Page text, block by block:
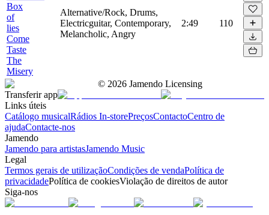
Box
of
lies
Come
Taste
The
Misery
Alternative/Rock, Drums,
Electricguitar, Contemporary,
Melancholic, Angry
2:49 110
© 2026 Jamendo Licensing
Transferir app
Links úteis
Catálogo musicalRádios In-storePreçosContactoCentro de
ajudaContacte-nos
Jamendo
Jamendo para artistasJamendo Music
Legal
Termos gerais de utilizaçãoCondições de vendaPolítica de
privacidadePolítica de cookiesViolação de direitos de autor
Siga-nos